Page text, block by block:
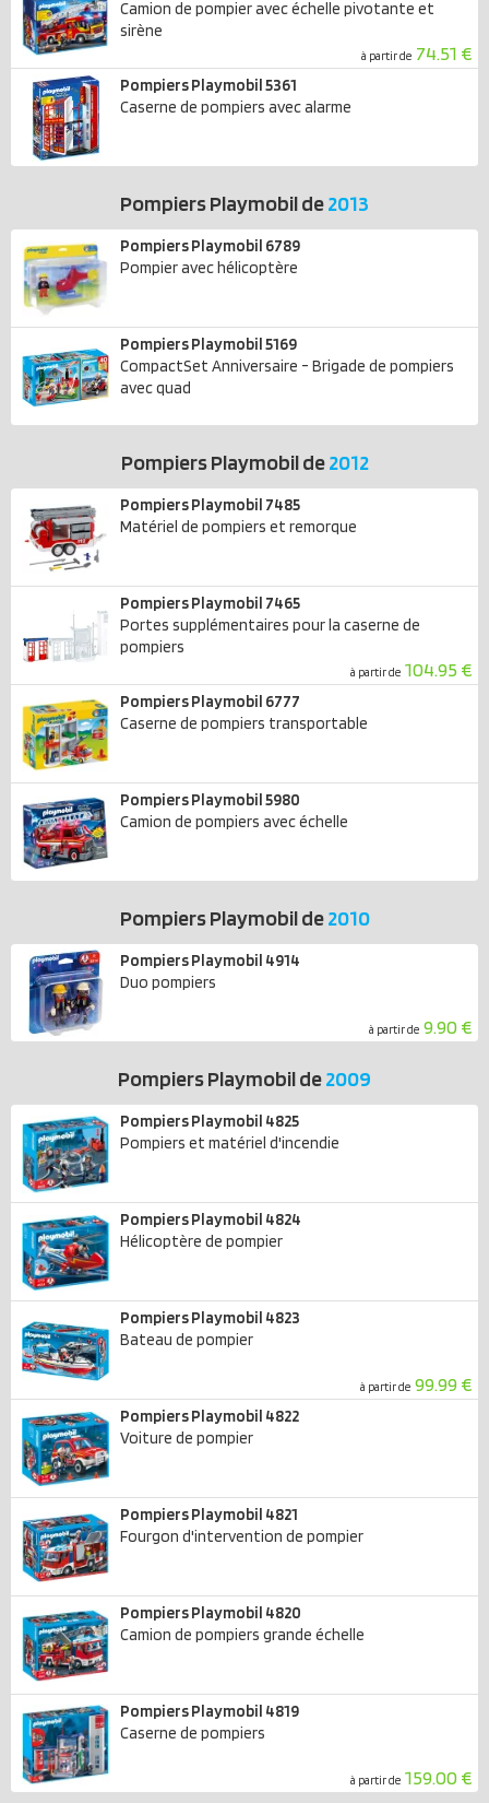
Camion de pompier avec échelle pivotante et
sirène
à partir de 74.51 €
Pompiers Playmobil 5361
Caserne de pompiers avec alarme
Pompiers Playmobil de2013
Pompiers Playmobil 6789
Pompier avec hélicoptère
Pompiers Playmobil 5169
CompactSet Anniversaire - Brigade de pompiers
avec quad
Pompiers Playmobil de2012
Pompiers Playmobil 7485
Matériel de pompiers et remorque
Pompiers Playmobil 7465
Portes supplémentaires pour la caserne de
pompiers
à partir de 104.95 €
Pompiers Playmobil 6777
Caserne de pompiers transportable
Pompiers Playmobil 5980
Camion de pompiers avec échelle
Pompiers Playmobil de2010
Pompiers Playmobil 4914
Duo pompiers
à partir de 9.90 €
Pompiers Playmobil de2009
Pompiers Playmobil 4825
Pompiers et matériel d'incendie
Pompiers Playmobil 4824
Hélicoptère de pompier
Pompiers Playmobil 4823
Bateau de pompier
à partir de 99.99 €
Pompiers Playmobil 4822
Voiture de pompier
Pompiers Playmobil 4821
Fourgon d'intervention de pompier
Pompiers Playmobil 4820
Camion de pompiers grande échelle
Pompiers Playmobil 4819
Caserne de pompiers
à partir de 159.00 €